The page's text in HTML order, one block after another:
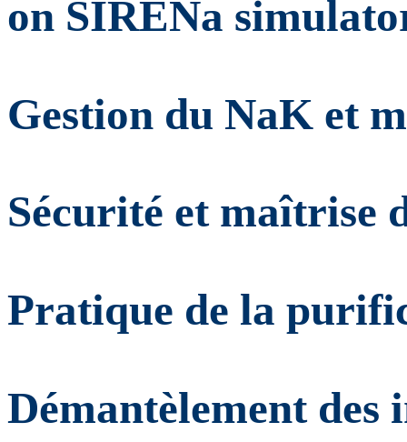
on SIRENa
Gestion du NaK et
Sécurité et maîtrise
Pratique de la
Démantèlement